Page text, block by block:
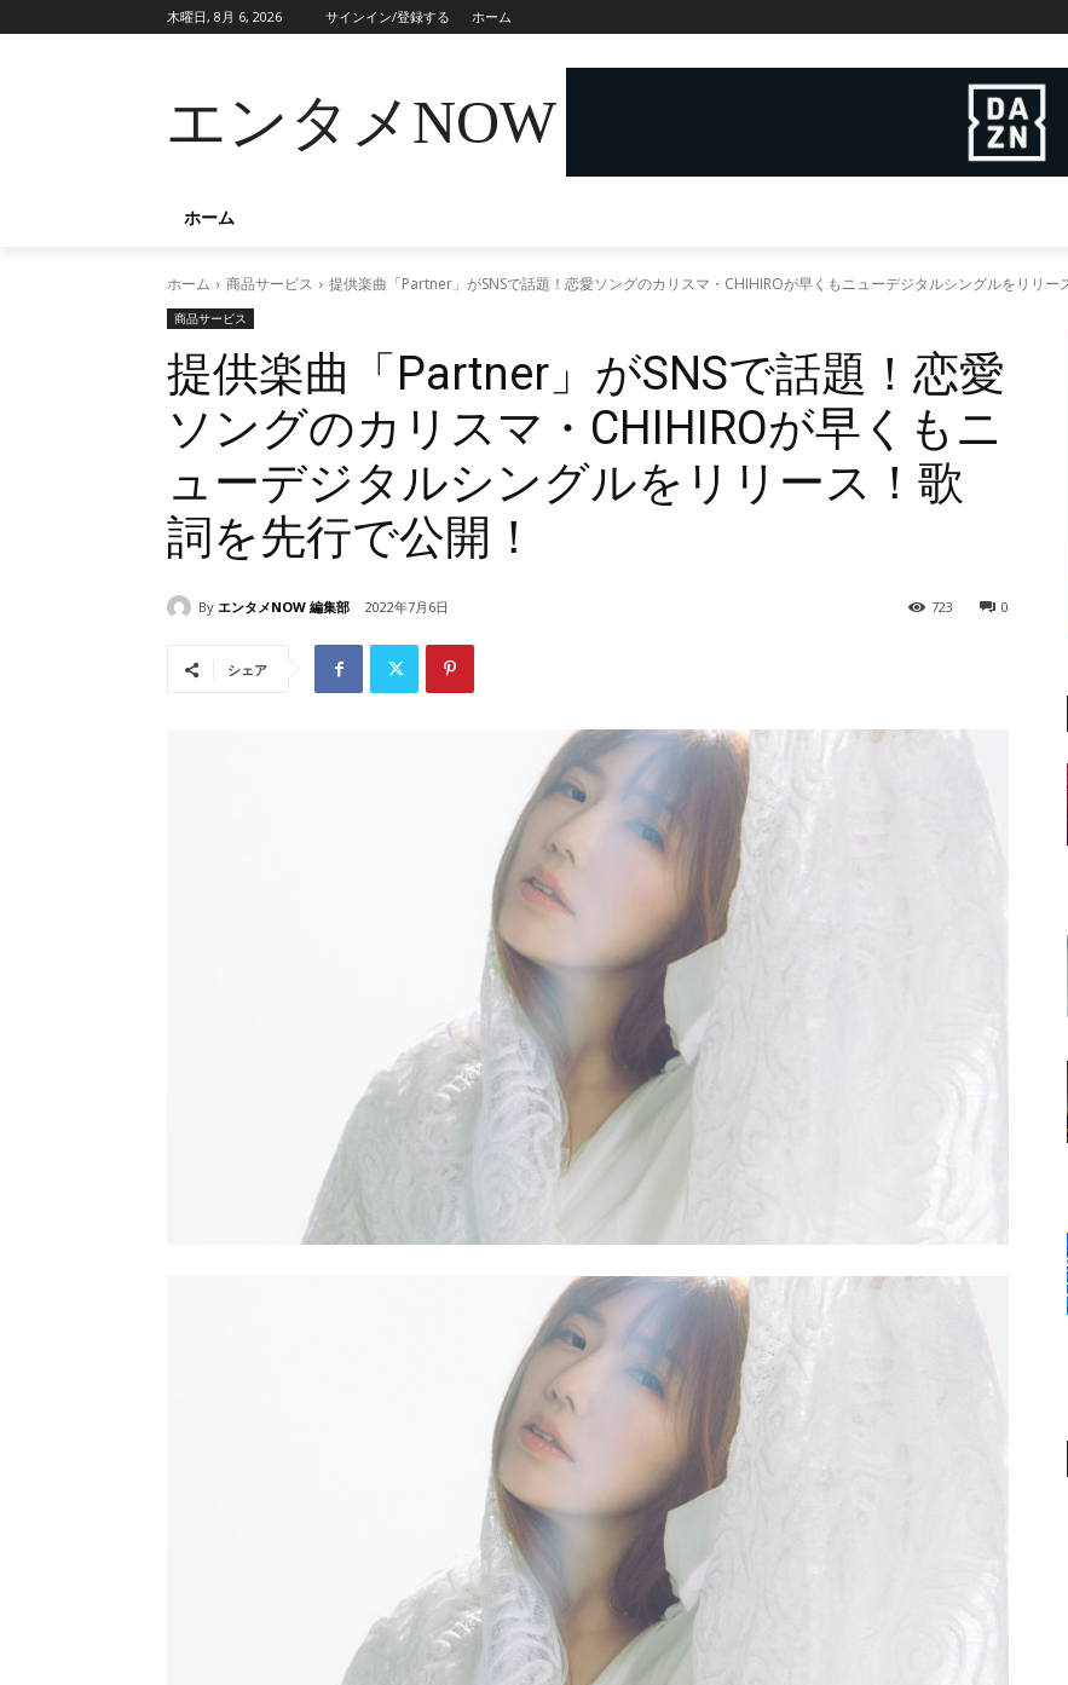
木曜日, 8月 6, 2026 サインイン/登録する ホーム
エンタメNOW
ホーム
ホーム 商品サービス 提供楽曲「Partner」がSNSで話題！恋愛ソングのカリスマ・CHIHIROが早くもニューデジタルシングルをリリー
商品サービス
提供楽曲「Partner」がSNSで話題！恋愛
ソングのカリスマ・CHIHIROが早くもニ
ューデジタルシングルをリリース！歌
詞を先行で公開！
By エンタメNOW 編集部 2022年7月6日 0
723
シェア